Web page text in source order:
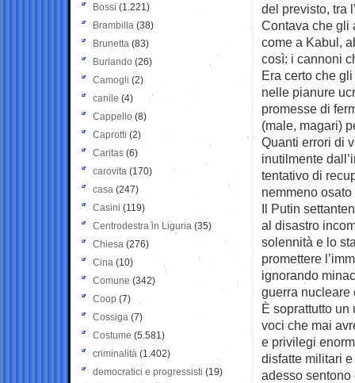
del previsto, tra
Contava che gli
come a Kabul,
così: i cannoni
Era certo che
nelle pianure
promesse di
(male, magari)
Quanti errori di
inutilmente
tentativo di
nemmeno
Il Putin
al disastro
solennità e lo
promettere
ignorando
guerra nucleare
È soprattutto
voci che mai
e privilegi
disfatte militari
adesso
Bossi (1.221)
Brambilla (38)
Brunetta (83)
Burlando (26)
Camogli (2)
canile (4)
Cappello (8)
Caprotti (2)
Caritas (6)
carovita (170)
casa (247)
Casini (119)
Centrodestra in Liguria (35)
Chiesa (276)
Cina (10)
Comune (342)
Coop (7)
Cossiga (7)
Costume (5.581)
criminalità (1.402)
democratici e progressisti (19)